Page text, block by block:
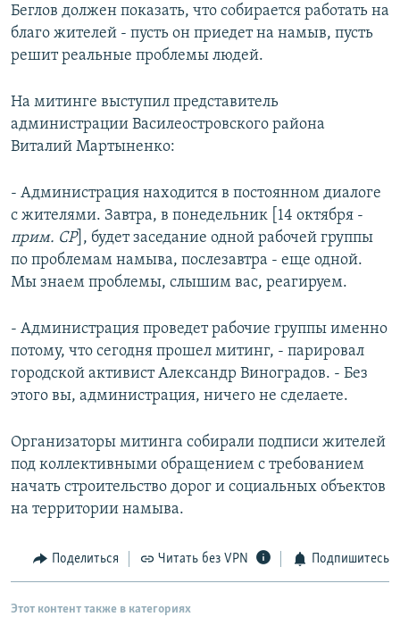
Беглов должен показать, что собирается работать на
благо жителей - пусть он приедет на намыв, пусть
решит реальные проблемы людей.
На митинге выступил представитель
администрации Василеостровского района
Виталий Мартыненко:
- Администрация находится в постоянном диалоге
с жителями. Завтра, в понедельник [14 октября -
прим. СР], будет заседание одной рабочей группы
по проблемам намыва, послезавтра - еще одной.
Мы знаем проблемы, слышим вас, реагируем.
- Администрация проведет рабочие группы именно
потому, что сегодня прошел митинг, - парировал
городской активист Александр Виноградов. - Без
этого вы, администрация, ничего не сделаете.
Организаторы митинга собирали подписи жителей
под коллективными обращением с требованием
начать строительство дорог и социальных объектов
на территории намыва.
Поделиться Читать без VPN Подпишитесь
Этот контент также в категориях